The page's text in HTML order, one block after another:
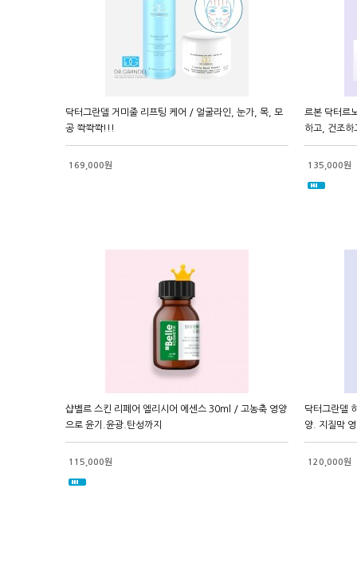
닥터그란델 거미줄 리프팅 케어 / 얼굴라인, 눈가, 목, 모
공 쫙쫙쫙!!!
169,000원
르본 닥터르
하고, 건조하
135,000원
샵벨르 스킨 리페어 엘리시어 에센스 30ml / 고농축 영양
으로 윤기.윤광.탄성까지
115,000원
닥터그란델
양. 지질막
120,000원